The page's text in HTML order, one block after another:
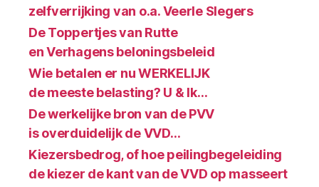
zelfverrijking van o.a. Veerle Slegers
De Toppertjes van Rutte
en Verhagens beloningsbeleid
Wie betalen er nu WERKELIJK
de meeste belasting? U & Ik…
De werkelijke bron van de PVV
is overduidelijk de VVD…
Kiezersbedrog, of hoe peilingbegeleiding
de kiezer de kant van de VVD op masseert